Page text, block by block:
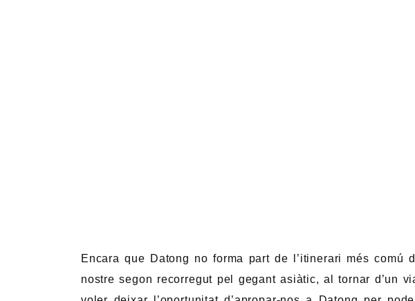
Encara que Datong no forma part de l’itinerari més comú
nostre segon recorregut pel gegant asiàtic, al tornar d’un